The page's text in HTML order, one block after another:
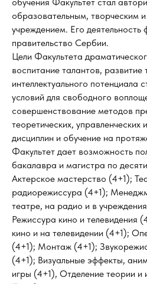
образовательным, творческим
учреждением. Его деятельность
правительство Сербии.
Цели Факультета
воспитание талантов, развитие
интеллектуального потенциала
условий для свободного
совершенствование методов
теоретических, управленческих
дисциплин и обучение на
Факультет дает возможность
бакалавра и магистра по
Актерское мастерство (4+1);
радиорежиссура (4+1);
театре, на радио и в
Режиссура кино и телевидения
кино и на телевидении (4+1);
(4+1); Монтаж (4+1);
(4+1); Визуальные эффекты,
игры (4+1), Отделение теории и